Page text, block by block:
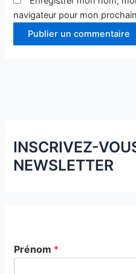
navigateur pour mon
INSCRIVEZ-
NEWSLETTER
Prénom *